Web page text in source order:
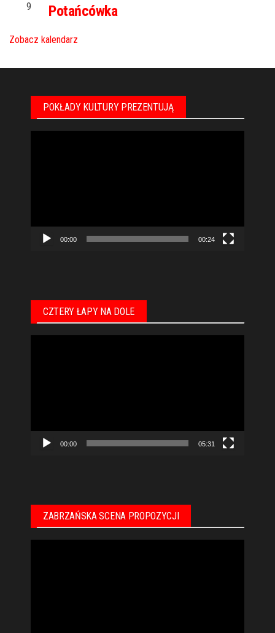
9
Potańcówka
Zobacz kalendarz
POKŁADY KULTURY PREZENTUJĄ
00:00 00:24
CZTERY ŁAPY NA DOLE
00:00 05:31
ZABRZAŃSKA SCENA PROPOZYCJI